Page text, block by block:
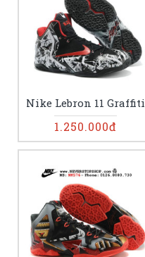
Nike Lebron 11 Graffiti
1.250.000đ